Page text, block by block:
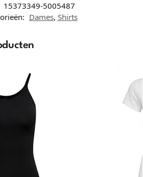
15373349-5005487
Dames, Shirts